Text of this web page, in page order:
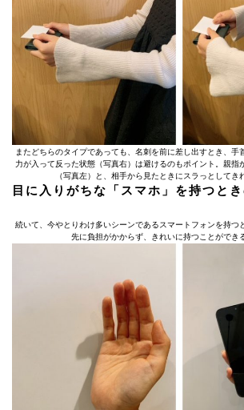
またどちらのタイプであっても、名刺を前に差し出すとき、手
力が入って反った状態（写真右）は避けるのもポイント。親指
（写真左）と、相手から見たときにスラっとしてき
目に入りがちな「スマホ」を持つと
続いて、今やとりわけ多いシーンであるスマートフォンを持つ
先に負担がかからず、きれいに持つことができ